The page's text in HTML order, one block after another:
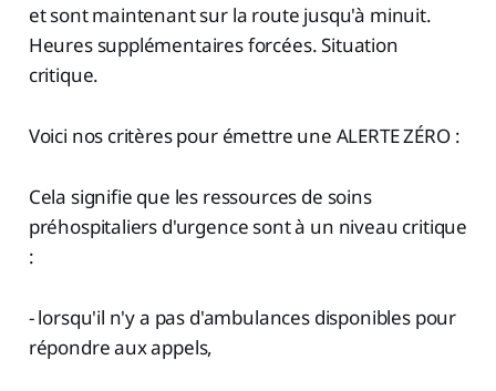
et sont maintenant sur la route jusqu'à minuit.
Heures supplémentaires forcées. Situation
critique.
Voici nos critères pour émettre une ALERTE ZÉRO :
Cela signifie que les ressources de soins
préhospitaliers d'urgence sont à un niveau critique
:
- lorsqu'il n'y a pas d'ambulances disponibles pour
répondre aux appels,